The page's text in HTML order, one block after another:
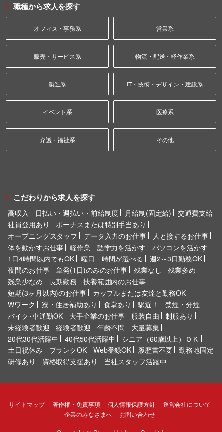
職種から求人を探す
オフィス・事務系 営業系
販売・サービス系 物流・配送・軽作業系
製造系 IT・技術・デザイン・建設系
イベント系 医療系
介護・福祉系 その他
こだわりから求人を探す
高収入 日払い・週払い・前給制度 月給制(固定給)
交通費支給
社員登用あり
ボーナスまたは特別手当あり
オープニングスタッフ
データ入力のお仕事
人と接するお仕事
体を動かすお仕事
軽作業 語学力を活かす
パソコンを活かす
1日4時間以内でもOK
曜日・時間が選べる
週2～3日勤務OK
夜間のお仕事
単発(1日)のみのお仕事 残業なし
残業多め
残業少なめ
長期勤務
扶養範囲内のお仕事
短期(3ヶ月以内)のお仕事
カップルまたは友達と勤務OK
Wワーク
寮・住居補助あり 食堂あり 駅近！
禁煙・分煙
バイク･車通勤OK
大手企業のお仕事 服装自由
制服あり
未経験者歓迎
経験者歓迎 年齢不問
大量募集
20代30代活躍中
40代50代活躍中
シニア（60歳以上）ＯＫ
土日祝休み
ブランクOK Web登録OK 履歴書不要
勤務地固定
研修あり
資格取得支援あり 当社スタッフ活躍中
サイトマップ 著作権・免責事項 個人情報保護方針
運営会社について
企業のみなさまへ
お問い合わせ